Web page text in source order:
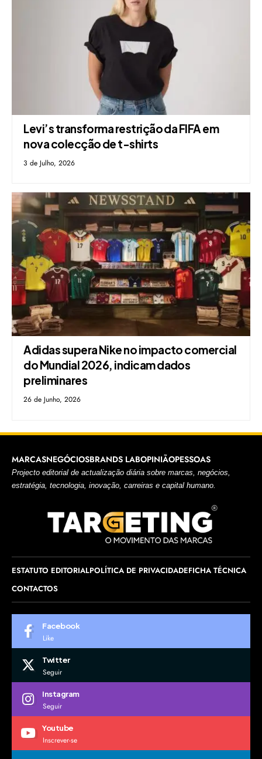
Levi’s transforma restrição da FIFA em
nova colecção de t-shirts
3 de Julho, 2026
Adidas supera Nike no impacto comercial
do Mundial 2026, indicam dados
preliminares
26 de Junho, 2026
MARCASNEGÓCIOSBRANDS LABOPINIÃOPESSOAS
Projecto editorial de actualização diária sobre marcas, negócios,
estratégia, tecnologia, inovação, carreiras e capital humano.
ESTATUTO EDITORIALPOLÍTICA DE PRIVACIDADEFICHA TÉCNICA
CONTACTOS
Facebook
Like
Twitter
Seguir
Instagram
Seguir
Youtube
Inscrever-se